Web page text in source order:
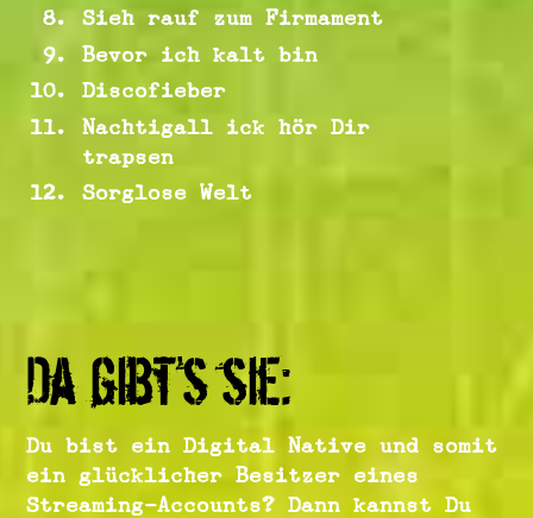
Sieh rauf zum Firmament
Bevor ich kalt bin
Discofieber
Nachtigall ick hör Dir
trapsen
Sorglose Welt
Da gibt’s sie:
Du bist ein Digital Native und somit
ein glück­licher Besitzer eines
Streaming-Accounts? Dann kannst Du